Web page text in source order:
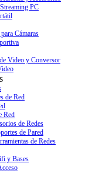
PC
Cámaras
Video y Conversor
de Red
Red
de Redes
de Pared
de Redes
y Bases